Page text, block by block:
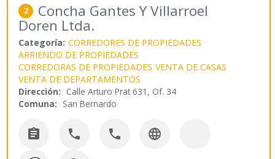
2 Concha Gantes Y Villarroel
Doren Ltda.
Categoría: CORREDORES DE PROPIEDADES
ARRIENDO DE PROPIEDADES
CORREDORAS DE PROPIEDADES VENTA DE CASAS
VENTA DE DEPARTAMENTOS
Dirección: Calle Arturo Prat 631, Of. 34
Comuna: San Bernardo
   